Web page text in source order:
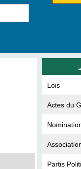
Lois
Actes du
Partis